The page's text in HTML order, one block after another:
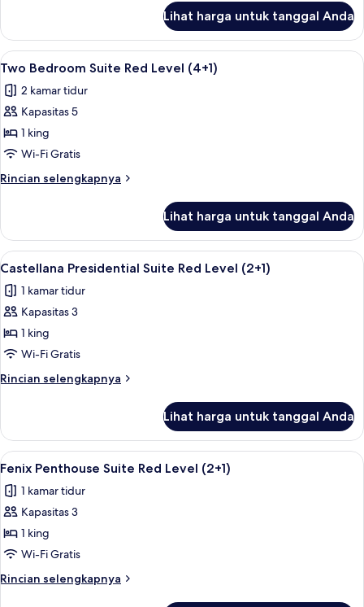
Supreme
Room
Red
(2+1)
Lihat harga untuk tanggal Anda
Lihat
semua
foto
untuk
Two
Bedroom
Suite
Red
(4+1)
Seprai premium, selimut bulu angsa,
6
Two Bedroom Suite Red Level (4+1)
2 kamar tidur
Kapasitas 5
1 king
Wi-Fi Gratis
Rincian selengkapnya
Rincian
Two
Bedroom
Suite
Level
(4+1)
Lihat harga untuk tanggal Anda
Lihat
semua
foto
untuk
Castellana
Presidential
Suite
Red
(2+1)
Seprai premium, selimut bulu angsa,
6
Castellana Presidential Suite Red Level (2+1)
1 kamar tidur
Kapasitas 3
1 king
Wi-Fi Gratis
Rincian selengkapnya
Rincian
Castellana
Presidential
Suite
Level
(2+1)
Lihat harga untuk tanggal Anda
Lihat
semua
foto
untuk
Fenix
Penthouse
Suite
Red
Seprai premium, selimut bulu angsa,
6
Fenix Penthouse Suite Red Level (2+1)
1 kamar tidur
Kapasitas 3
1 king
Wi-Fi Gratis
Rincian selengkapnya
Rincian